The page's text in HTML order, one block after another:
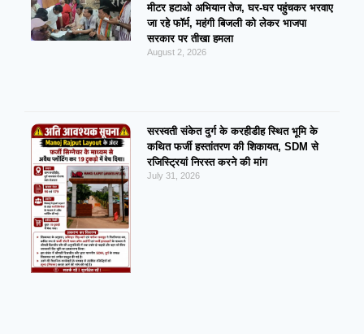
मीटर हटाओ अभियान तेज, घर-घर पहुंचकर भरवाए
जा रहे फॉर्म, महंगी बिजली को लेकर भाजपा
सरकार पर तीखा हमला
August 2, 2026
सरस्वती संकेत दुर्ग के करहीडीह स्थित भूमि के
कथित फर्जी हस्तांतरण की शिकायत, SDM से
रजिस्ट्रियां निरस्त करने की मांग
July 31, 2026